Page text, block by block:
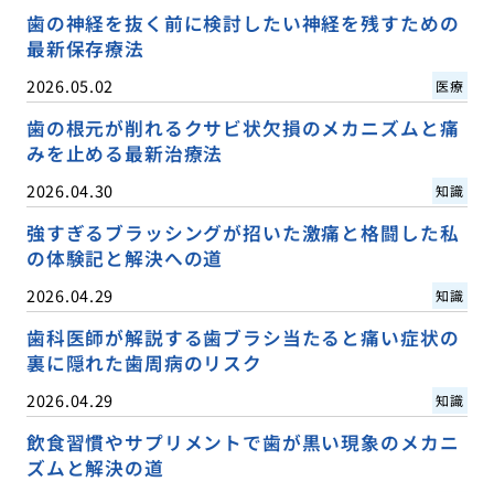
歯の神経を抜く前に検討したい神経を残すための
最新保存療法
2026.05.02 医療
歯の根元が削れるクサビ状欠損のメカニズムと痛
みを止める最新治療法
2026.04.30 知識
強すぎるブラッシングが招いた激痛と格闘した私
の体験記と解決への道
2026.04.29 知識
歯科医師が解説する歯ブラシ当たると痛い症状の
裏に隠れた歯周病のリスク
2026.04.29 知識
飲食習慣やサプリメントで歯が黒い現象のメカニ
ズムと解決の道